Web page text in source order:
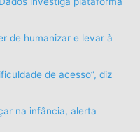
de humanizar e levar à
de acesso”, diz
na infância, alerta